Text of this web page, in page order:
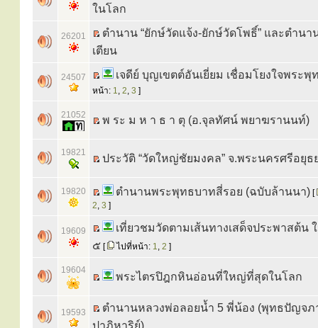
ในโลก
26201
ตำนาน “ยักษ์วัดแจ้ง-ยักษ์วัดโพธิ์” และตำนา
เตียน
24507 เจดีย์ บุญเขตต์อันเยี่ยม เชื่อมโยงใจพระพุ
หน้า: 1, 2, 3 ]
21052 พ ระ ม ห า ธ า ตุ (อ.จุลทัศน์ พยาฆรานนท์)
19821 ประวัติ “วัดใหญ่ชัยมงคล” จ.พระนครศรีอยุธ
19820 ตำนานพระพุทธบาทสี่รอย (ฉบับล้านนา) [
2, 3 ]
19609
เที่ยวชมวัดตามเส้นทางเสด็จประพาสต้น
๕ [ ไปที่หน้า: 1, 2 ]
19604
พระไตรปิฎกหินอ่อนที่ใหญ่ที่สุดในโลก
19593
ตำนานหลวงพ่อลอยน้ำ 5 พี่น้อง (พุทธปัญจภ
ปาฏิหาริย์)